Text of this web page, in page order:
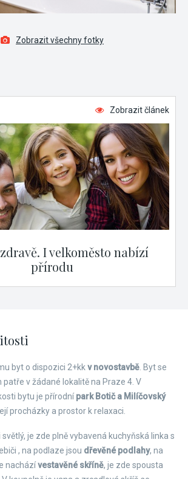
Zobrazit všechny fotky
Zobrazit článek
I velkoměsto nabízí
přírodu
byt o dispozici 2+kk v novostavbě . Byt se
v žádané lokalitě na Praze 4. V
bytu je přírodnípark Botič a Milíčovský
procházky a prostor k relaxaci.
je zde plně vybavená kuchyňská linka s
, na podlaze jsou dřevěné podlahy, na
nacházívestavěné skříně, je zde spousta